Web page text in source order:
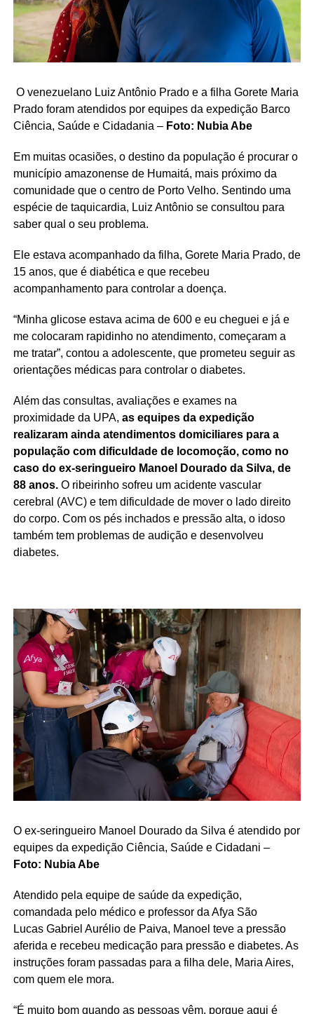
O venezuelano Luiz Antônio Prado e a filha Gorete Maria
Prado foram atendidos por equipes da expedição Barco
Ciência, Saúde e Cidadania – Foto: Nubia Abe
Em muitas ocasiões, o destino da população é procurar o
município amazonense de Humaitá, mais próximo da
comunidade que o centro de Porto Velho. Sentindo uma
espécie de taquicardia, Luiz Antônio se consultou para
saber qual o seu problema.
Ele estava acompanhado da filha, Gorete Maria Prado, de
15 anos, que é diabética e que recebeu
acompanhamento para controlar a doença.
“Minha glicose estava acima de 600 e eu cheguei e já e
me colocaram rapidinho no atendimento, começaram a
me tratar”, contou a adolescente, que prometeu seguir as
orientações médicas para controlar o diabetes.
Além das consultas, avaliações e exames na
proximidade da UPA, as equipes da expedição
realizaram ainda atendimentos domiciliares para a
população com dificuldade de locomoção, como no
caso do ex-seringueiro Manoel Dourado da Silva, de
88 anos.O ribeirinho sofreu um acidente vascular
cerebral (AVC) e tem dificuldade de mover o lado direito
do corpo. Com os pés inchados e pressão alta, o idoso
também tem problemas de audição e desenvolveu
diabetes.
O ex-seringueiro Manoel Dourado da Silva é atendido por
equipes da expedição Ciência, Saúde e Cidadani –
Foto: Nubia Abe
Atendido pela equipe de saúde da expedição,
comandada pelo médico e professor da Afya São
Lucas Gabriel Aurélio de Paiva, Manoel teve a pressão
aferida e recebeu medicação para pressão e diabetes. As
instruções foram passadas para a filha dele, Maria Aires,
com quem ele mora.
“É muito bom quando as pessoas vêm, porque aqui é